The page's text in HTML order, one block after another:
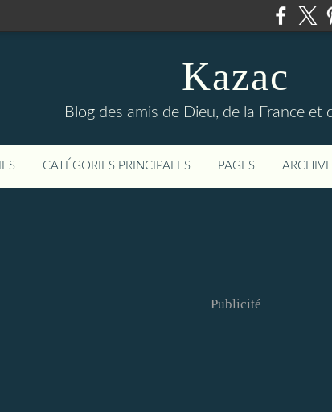
Kazac
Blog des amis de Dieu, de la France et
CATÉGORIES PRINCIPALES PAGES
Publicité